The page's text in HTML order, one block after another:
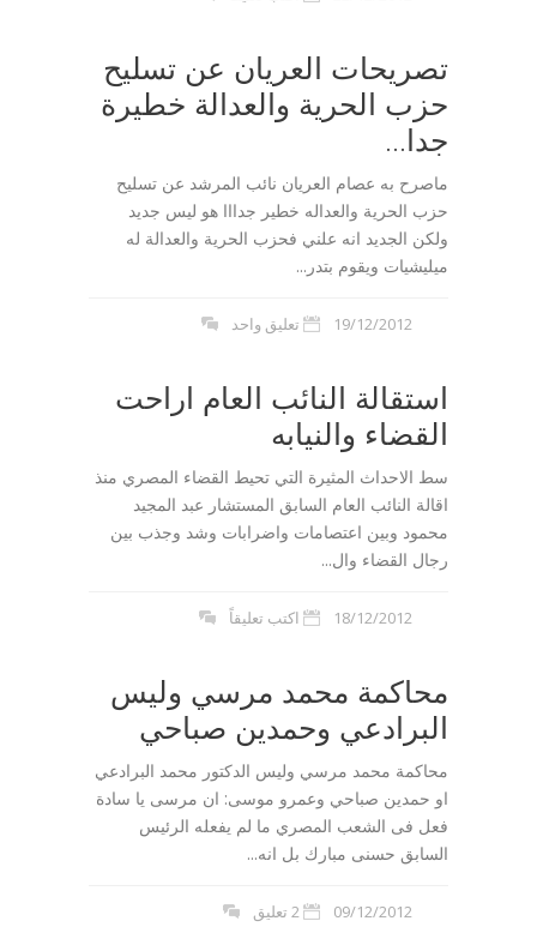
تصريحات العريان عن تسليح
حزب الحرية والعدالة خطيرة
جدا...
ماصرح به عصام العريان نائب المرشد عن تسليح
حزب الحرية والعداله خطير جدااا هو ليس جديد
ولكن الجديد انه علني فحزب الحرية والعدالة له
ميليشيات ويقوم بتدر...
19/12/2012 تعليق واحد
استقالة النائب العام اراحت
القضاء والنيابه
سط الاحداث المثيرة التي تحيط القضاء المصري منذ
اقالة النائب العام السابق المستشار عبد المجيد
محمود وبين اعتصامات واضرابات وشد وجذب بين
رجال القضاء وال...
18/12/2012 اكتب تعليقاً
محاكمة محمد مرسي وليس
البرادعي وحمدين صباحي
محاكمة محمد مرسي وليس الدكتور محمد البرادعي
او حمدين صباحي وعمرو موسى: ان مرسى يا سادة
فعل فى الشعب المصري ما لم يفعله الرئيس
السابق حسنى مبارك بل انه...
09/12/2012 2 تعليق